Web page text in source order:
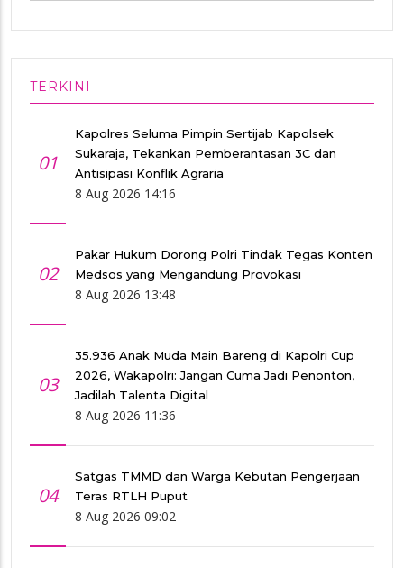
TERKINI
01
Kapolres Seluma Pimpin Sertijab Kapolsek
Sukaraja, Tekankan Pemberantasan 3C dan
Antisipasi Konflik Agraria
8 Aug 2026 14:16
02
Pakar Hukum Dorong Polri Tindak Tegas Konten
Medsos yang Mengandung Provokasi
8 Aug 2026 13:48
03
35.936 Anak Muda Main Bareng di Kapolri Cup
2026, Wakapolri: Jangan Cuma Jadi Penonton,
Jadilah Talenta Digital
8 Aug 2026 11:36
04
Satgas TMMD dan Warga Kebutan Pengerjaan
Teras RTLH Puput
8 Aug 2026 09:02